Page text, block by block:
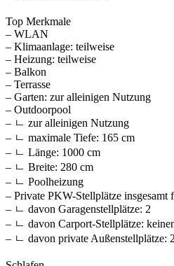
Top Merkmale
– WLAN
– Klimaanlage: teilweise
– Heizung: teilweise
– Balkon
– Terrasse
– Garten: zur alleinigen Nutzung
– Outdoorpool
– ㄴ zur alleinigen Nutzung
– ㄴ maximale Tiefe: 165 cm
– ㄴ Länge: 1000 cm
– ㄴ Breite: 280 cm
– ㄴ Poolheizung
– Private PKW-Stellplätze insgesamt
– ㄴ davon Garagenstellplätze: 2
– ㄴ davon Carport-Stellplätze:
– ㄴ davon private Außen­stellplätze: 2